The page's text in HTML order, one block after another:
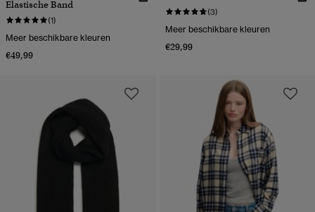
Elastische Band
(1)
Meer beschikbare kleuren
€49,99
(3)
Meer beschikbare kleuren
€29,99